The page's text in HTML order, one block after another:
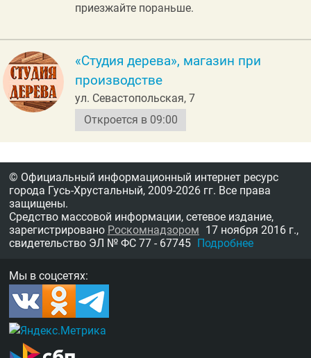
приезжайте пораньше.
«Студия дерева», магазин при
производстве
ул. Севастопольская, 7
Откроется в 09:00
© Официальный информационный интернет ресурс
города Гусь-Хрустальный, 2009-2026 гг. Все права
защищены.
Средство массовой информации, сетевое издание,
зарегистрировано Роскомнадзором 17 ноября 2016 г.,
свидетельство ЭЛ № ФС 77 - 67745 Подробнее
Мы в соцсетях: